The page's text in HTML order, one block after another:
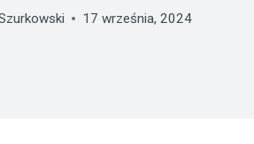
17 września, 2024